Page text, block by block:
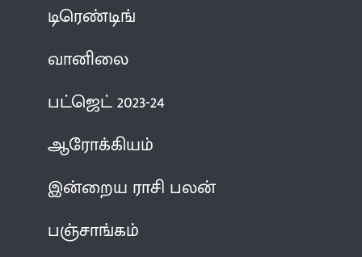
டிரெண்டிங்
வானிலை
பட்ஜெட் 2023-24
ஆரோக்கியம்
இன்றைய ராசி பலன்
பஞ்சாங்கம்